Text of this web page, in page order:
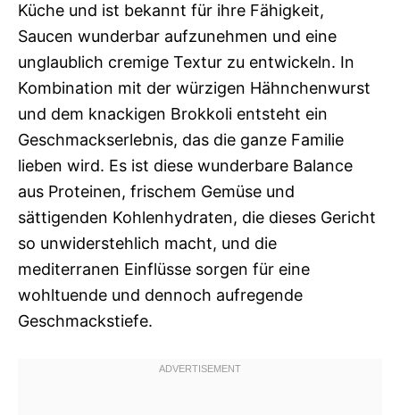
Küche und ist bekannt für ihre Fähigkeit,
Saucen wunderbar aufzunehmen und eine
unglaublich cremige Textur zu entwickeln. In
Kombination mit der würzigen Hähnchenwurst
und dem knackigen Brokkoli entsteht ein
Geschmackserlebnis, das die ganze Familie
lieben wird. Es ist diese wunderbare Balance
aus Proteinen, frischem Gemüse und
sättigenden Kohlenhydraten, die dieses Gericht
so unwiderstehlich macht, und die
mediterranen Einflüsse sorgen für eine
wohltuende und dennoch aufregende
Geschmackstiefe.